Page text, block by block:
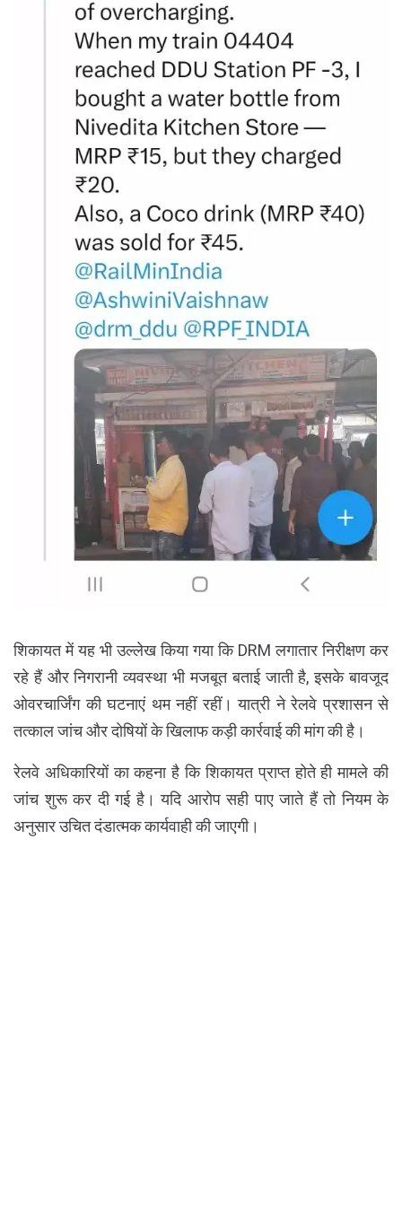
शिकायत में यह भी उल्लेख किया गया कि DRM लगातार निरीक्षण कर
रहे हैं और निगरानी व्यवस्था भी मजबूत बताई जाती है, इसके बावजूद
ओवरचार्जिंग की घटनाएं थम नहीं रहीं। यात्री ने रेलवे प्रशासन से
तत्काल जांच और दोषियों के खिलाफ कड़ी कार्रवाई की मांग की है।
रेलवे अधिकारियों का कहना है कि शिकायत प्राप्त होते ही मामले की
जांच शुरू कर दी गई है। यदि आरोप सही पाए जाते हैं तो नियम के
अनुसार उचित दंडात्मक कार्यवाही की जाएगी।